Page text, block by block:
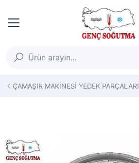
ÇAMAŞIR MAKİNESİ YEDEK PARÇALARI